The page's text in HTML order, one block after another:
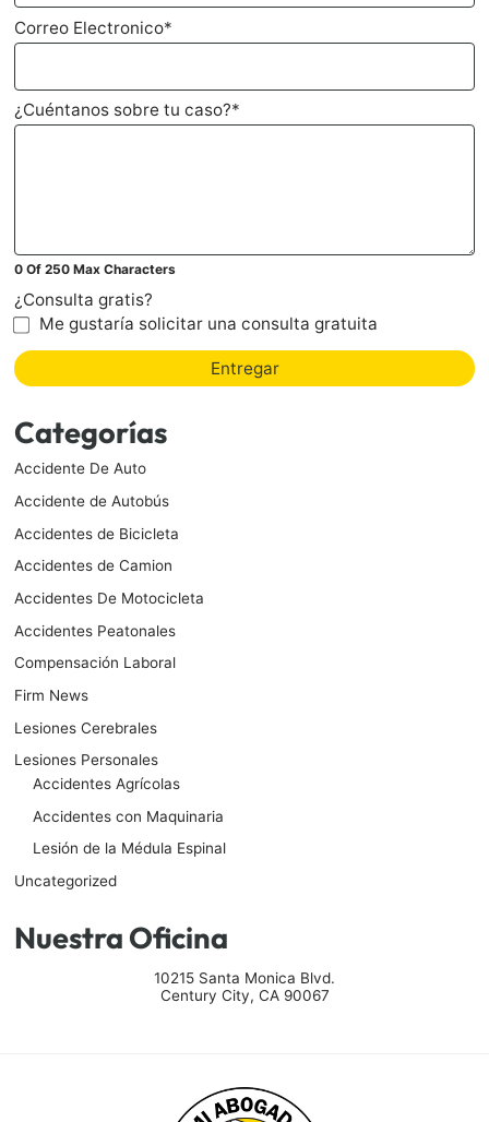
Correo Electronico*
¿Cuéntanos sobre tu caso?*
0 Of 250 Max Characters
¿Consulta gratis?
Me gustaría solicitar una consulta gratuita
Entregar
Categorías
Accidente De Auto
Accidente de Autobús
Accidentes de Bicicleta
Accidentes de Camion
Accidentes De Motocicleta
Accidentes Peatonales
Compensación Laboral
Firm News
Lesiones Cerebrales
Lesiones Personales
Accidentes Agrícolas
Accidentes con Maquinaria
Lesión de la Médula Espinal
Uncategorized
Nuestra Oficina
10215 Santa Monica Blvd.
Century City, CA 90067